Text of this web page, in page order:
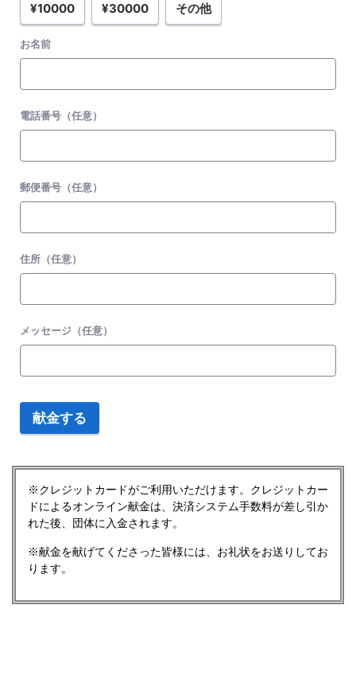
¥10000 ¥30000 その他
お名前
電話番号（任意）
郵便番号（任意）
住所（任意）
メッセージ（任意）
献金する
※クレジットカードがご利用いただけます。クレジットカー
ドによるオンライン献金は、決済システム手数料が差し引か
れた後、団体に入金されます。
※献金を献げてくださった皆様には、お礼状をお送りしてお
ります。